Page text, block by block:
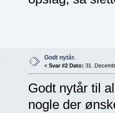
Godt nytår.
« Svar #2 Dato: 31.
Godt nytår til
nogle der